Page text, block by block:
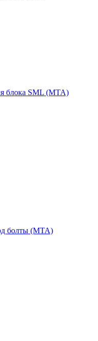
блока SML (MTA)
болты (MTA)